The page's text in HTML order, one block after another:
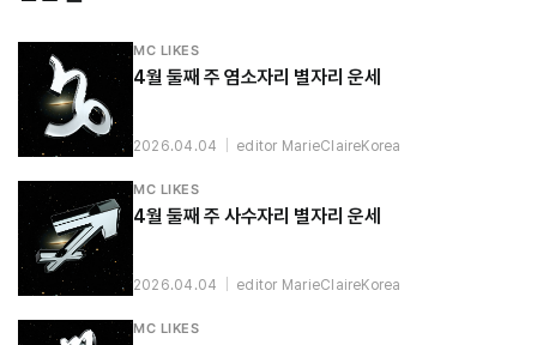
MC LIKES
4월 둘째 주 염소자리 별자리 운세
2026.04.04 editor MarieClaireKorea
MC LIKES
4월 둘째 주 사수자리 별자리 운세
2026.04.04 editor MarieClaireKorea
MC LIKES